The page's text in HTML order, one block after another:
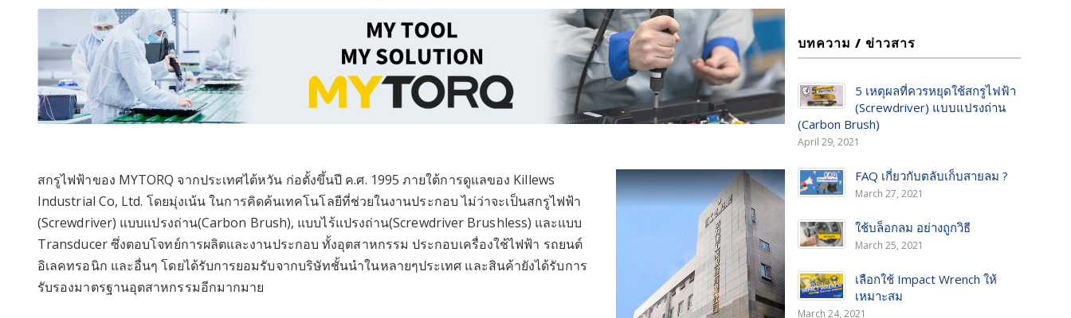
สกรูไฟฟ้าของ MYTORQ จากประเทศไต้หวัน ก่อตั้งขึ้นปี ค.ศ. 1995 ภายใต้การดูแลของ Killews
Industrial Co, Ltd. โดยมุ่งเน้น ในการคิดค้นเทคโนโลยีที่ช่วยในงานประกอบ ไม่ว่าจะเป็นสกรูไฟฟ้า
(Screwdriver) แบบแปรงถ่าน(Carbon Brush), แบบไร้แปรงถ่าน(Screwdriver Brushless) และแบบ
Transducer ซึ่งตอบโจทย์การผลิตและงานประกอบ ทั้งอุตสาหกรรม ประกอบเครื่องใช้ไฟฟ้า รถยนต์
อิเลคทรอนิก และอื่นๆ โดยได้รับการยอมรับจากบริษัทชั้นนำในหลายๆประเทศ และสินค้ายังได้รับการ
รับรองมาตรฐานอุตสาหกรรมอีกมากมาย
บทความ / ข่าวสาร
5 เหตุผลที่ควรหยุดใช้สกรูไฟฟ้า
(Screwdriver) แบบแปรงถ่าน
(Carbon Brush)
April 29, 2021
FAQ เกี่ยวกับตลับเก็บสายลม ?
March 27, 2021
ใช้บล็อกลม อย่างถูกวิธี
March 25, 2021
เลือกใช้ Impact Wrench ให้
เหมาะสม
March 24, 2021